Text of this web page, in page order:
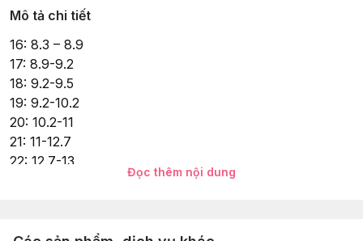
Mô tả chi tiết
16: 8.3 – 8.9
17: 8.9-9.2
18: 9.2-9.5
19: 9.2-10.2
20: 10.2-11
21: 11-12.7
22: 12.7-13
Đọc thêm nội dung